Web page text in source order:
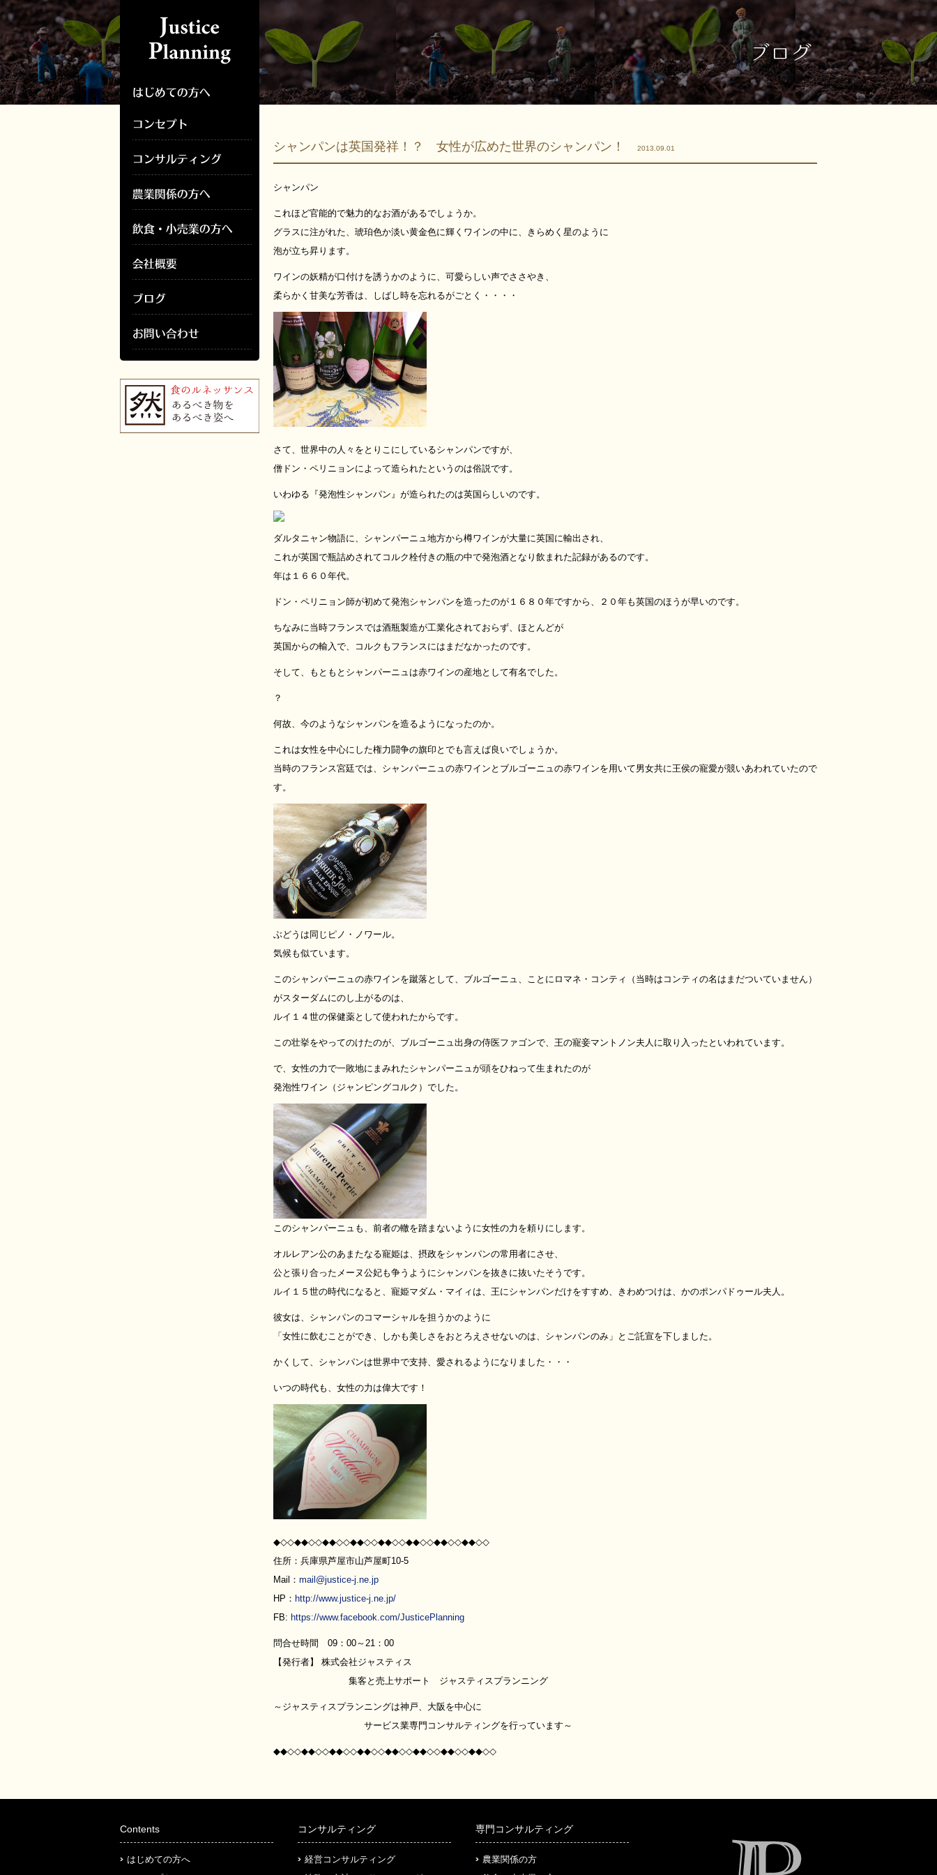
シャンパンは英国発祥！？ 女性が広めた世界のシャンパン！ 2013.09.01
シャンパン
これほど官能的で魅力的なお酒があるでしょうか。
グラスに注がれた、琥珀色か淡い黄金色に輝くワインの中に、きらめく星のように
泡が立ち昇ります。
ワインの妖精が口付けを誘うかのように、可愛らしい声でささやき、
柔らかく甘美な芳香は、しばし時を忘れるがごとく・・・・
さて、世界中の人々をとりこにしているシャンパンですが、
僧ドン・ペリニョンによって造られたというのは俗説です。
いわゆる『発泡性シャンパン』が造られたのは英国らしいのです。
ダルタニャン物語に、シャンパーニュ地方から樽ワインが大量に英国に輸出され、
これが英国で瓶詰めされてコルク栓付きの瓶の中で発泡酒となり飲まれた記録があるのです。
年は１６６０年代。
ドン・ペリニョン師が初めて発泡シャンパンを造ったのが１６８０年ですから、２０年も英国のほうが早いのです。
ちなみに当時フランスでは酒瓶製造が工業化されておらず、ほとんどが
英国からの輸入で、コルクもフランスにはまだなかったのです。
そして、もともとシャンパーニュは赤ワインの産地として有名でした。
？
何故、今のようなシャンパンを造るようになったのか。
これは女性を中心にした権力闘争の旗印とでも言えば良いでしょうか。
当時のフランス宮廷では、シャンパーニュの赤ワインとブルゴーニュの赤ワインを用いて男女共に王侯の寵愛が競いあわれていたので
す。
ぶどうは同じピノ・ノワール。
気候も似ています。
このシャンパーニュの赤ワインを蹴落として、ブルゴーニュ、ことにロマネ・コンティ（当時はコンティの名はまだついていません）
がスターダムにのし上がるのは、
ルイ１４世の保健薬として使われたからです。
この壮挙をやってのけたのが、ブルゴーニュ出身の侍医ファゴンで、王の寵妾マントノン夫人に取り入ったといわれています。
で、女性の力で一敗地にまみれたシャンパーニュが頭をひねって生まれたのが
発泡性ワイン（ジャンピングコルク）でした。
このシャンパーニュも、前者の轍を踏まないように女性の力を頼りにします。
オルレアン公のあまたなる寵姫は、摂政をシャンパンの常用者にさせ、
公と張り合ったメーヌ公妃も争うようにシャンパンを抜きに抜いたそうです。
ルイ１５世の時代になると、寵姫マダム・マイィは、王にシャンパンだけをすすめ、きわめつけは、かのポンパドゥール夫人。
彼女は、シャンパンのコマーシャルを担うかのように
「女性に飲むことができ、しかも美しさをおとろえさせないのは、シャンパンのみ」とご託宣を下しました。
かくして、シャンパンは世界中で支持、愛されるようになりました・・・
いつの時代も、女性の力は偉大です！
◆◇◇◆◆◇◇◆◆◇◇◆◆◇◇◆◆◇◇◆◆◇◇◆◆◇◇◆◆◇◇
住所：兵庫県芦屋市山芦屋町10-5
Mail： mail@justice-j.ne.jp
HP： http://www.justice-j.ne.jp/
FB: https://www.facebook.com/JusticePlanning
問合せ時間 09：00～21：00
【発行者】 株式会社ジャスティス
集客と売上サポート ジャスティスプランニング
～ジャスティスプランニングは神戸、大阪を中心に
サービス業専門コンサルティングを行っています～
◆◆◇◇◆◆◇◇◆◆◇◇◆◆◇◇◆◆◇◇◆◆◇◇◆◆◇◇◆◆◇◇
Contents
はじめての方へ
コンサルティング
経営コンサルティング
専門コンサルティング
農業関係の方